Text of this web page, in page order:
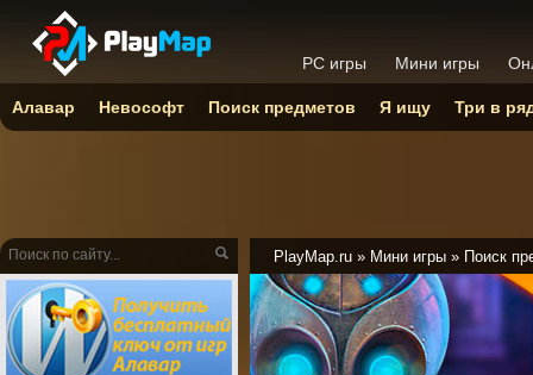
PlayMap.ru » Мини игры » Поиск
PC игры Мини игры
Алавар Невософт Поиск предметов Я ищу Три в